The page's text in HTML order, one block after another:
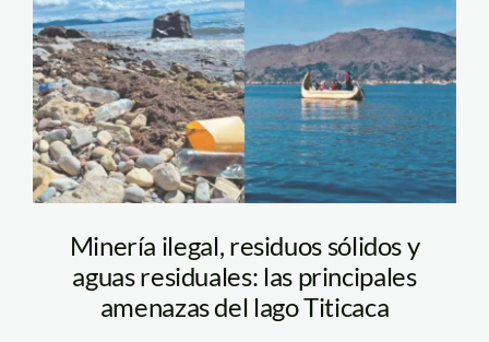
lago-titicaca—natural-
way-peru—minam
Minería ilegal, residuos sólidos y
aguas residuales: las principales
amenazas del lago Titicaca